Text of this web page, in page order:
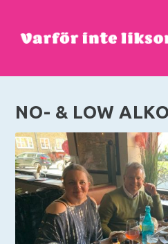
NO- & LOW